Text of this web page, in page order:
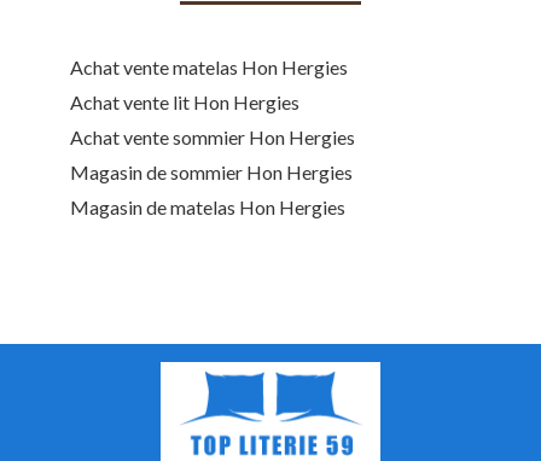
Achat vente matelas Hon Hergies
Achat vente lit Hon Hergies
Achat vente sommier Hon Hergies
Magasin de sommier Hon Hergies
Magasin de matelas Hon Hergies